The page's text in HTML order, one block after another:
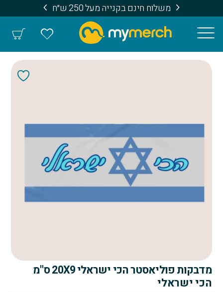
משלוח חינם בקנייה מעל 250 ש״ח
מדבקות פוליאסטר הכי ישראלי 20X9 ס"מ
הכי ישראלי